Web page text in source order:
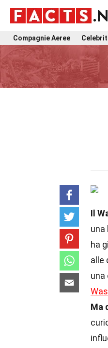
Compagnie Aeree
Il
una
ha
alle
una
Ma